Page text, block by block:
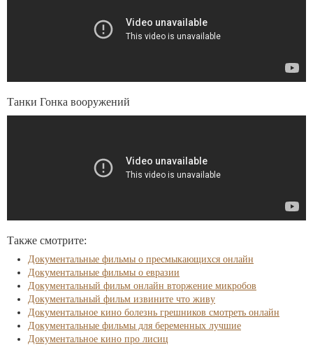
Танки Гонка вооружений
Также смотрите:
Документальные фильмы о пресмыкающихся онлайн
Документальные фильмы о евразии
Документальный фильм онлайн вторжение микробов
Документальный фильм извините что живу
Документальное кино болезнь грешников смотреть онлайн
Документальные фильмы для беременных лучшие
Документальное кино про лисиц